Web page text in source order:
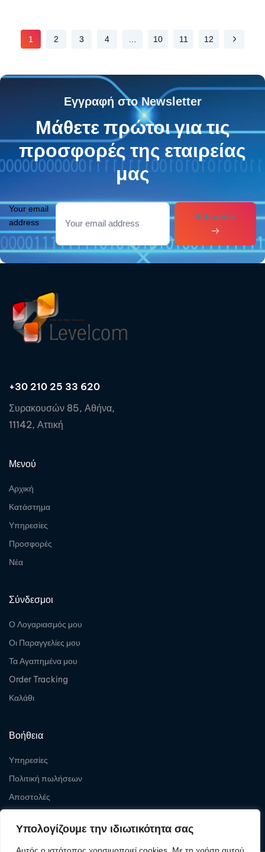
Υπολογίζουμε την ιδιωτικότητα σας
1 2 3 4 10 11 12
Εγγραφή στο Newsletter
Μάθετε πρώτοι για τις
προσφορές της εταιρείας
μας
Your email
address
Subcribes
+30 210 25 33 620
Συρακουσών 85, Αθήνα,
11142, Αττική
Μενού
Αρχική
Κατάστημα
Υπηρεσίες
Προσφορές
Νέα
Σύνδεσμοι
Ο Λογαριασμός μου
Οι Παραγγελίες μου
Τα Αγαπημένα μου
Order Tracking
Καλάθι
Βοήθεια
Υπηρεσίες
Πολιτική πωλήσεων
Αποστολές